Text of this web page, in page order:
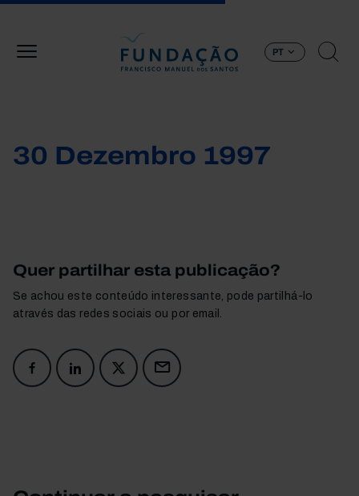
PT
30 Dezembro 1997
Quer partilhar esta publicação?
Se achou este conteúdo interessante, pode partilhá-lo
através das redes sociais ou por email.